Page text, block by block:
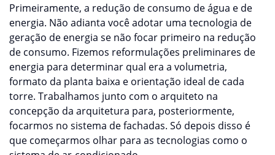
Primeiramente, a redução de consumo de água e de
energia. Não adianta você adotar uma tecnologia de
geração de energia se não focar primeiro na redução
de consumo. Fizemos reformulações preliminares de
energia para determinar qual era a volumetria,
formato da planta baixa e orientação ideal de cada
torre. Trabalhamos junto com o arquiteto na
concepção da arquitetura para, posteriormente,
focarmos no sistema de fachadas. Só depois disso é
que começarmos olhar para as tecnologias como o